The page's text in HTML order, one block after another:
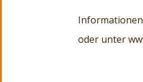
Informationen
oder unter